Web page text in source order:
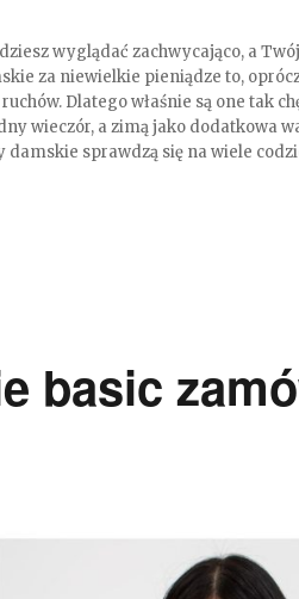
wyglądać zachwycająco, a
za niewielkie pieniądze to,
Dlatego właśnie są one tak
wieczór, a zimą jako dodatkowa
damskie sprawdzą się na wiele
basic